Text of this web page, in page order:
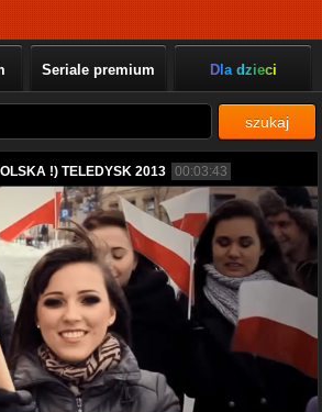
Seriale premium Dla dzieci
szukaj
!) TELEDYSK 2013 00:03:43